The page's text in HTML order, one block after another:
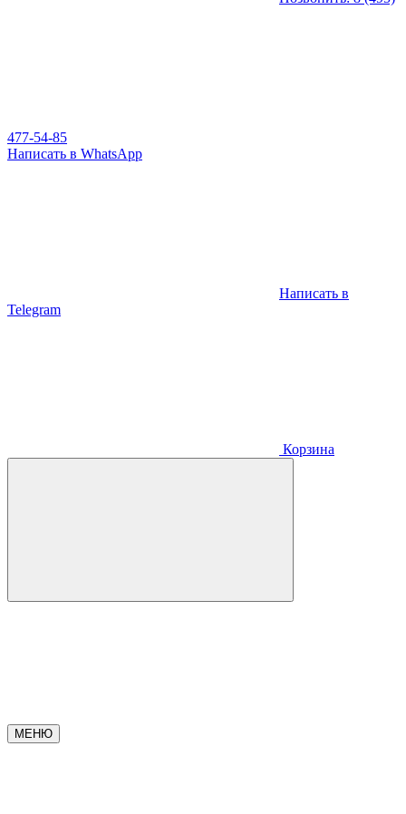
477-54-85
Написать в WhatsApp
Написать в
Telegram
Корзина
МЕНЮ